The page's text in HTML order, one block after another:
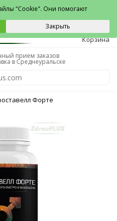
0
Корзина
прием заказов
в Среднеуральске
Форте
"Cookie". Они помогают
Закрыть